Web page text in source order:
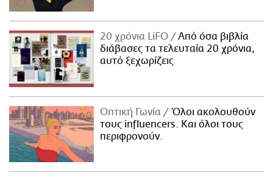
20 χρόνια LiFO
Από όσα βιβλία
διάβασες τα τελευταία 20 χρόνια,
αυτό ξεχωρίζεις
Οπτική Γωνία
Όλοι ακολουθούν
τους influencers. Και όλοι τους
περιφρονούν.